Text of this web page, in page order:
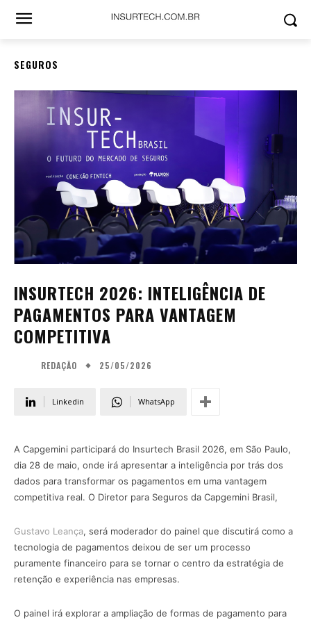
SEGUROS
INSURTECH 2026: INTELIGÊNCIA DE
PAGAMENTOS PARA VANTAGEM
COMPETITIVA
REDAÇÃO 25/05/2026
Linkedin WhatsApp
A Capgemini participará do Insurtech Brasil 2026, em São Paulo,
dia 28 de maio, onde irá apresentar a inteligência por trás dos
dados para transformar os pagamentos em uma vantagem
competitiva real. O Diretor para Seguros da Capgemini Brasil,
Gustavo Leança, será moderador do painel que discutirá como a
tecnologia de pagamentos deixou de ser um processo
puramente financeiro para se tornar o centro da estratégia de
retenção e experiência nas empresas.
O painel irá explorar a ampliação de formas de pagamento para